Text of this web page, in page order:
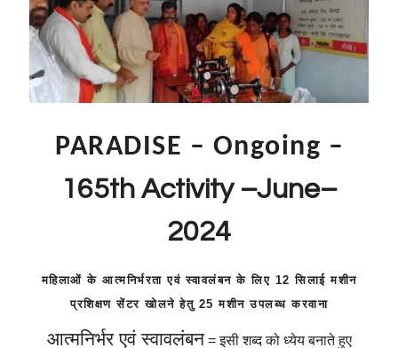
PARADISE – Ongoing –
165th Activity –June–
2024
महिलाओं के आत्मनिर्भरता एवं स्वावलंबन के लिए 12 सिलाई मशीन
प्रशिक्षण सेंटर खोलने हेतु 25 मशीन उपलब्ध करवाना
आत्मनिर्भर एवं स्वावलंबन = इसी शब्द को ध्येय बनाते हुए